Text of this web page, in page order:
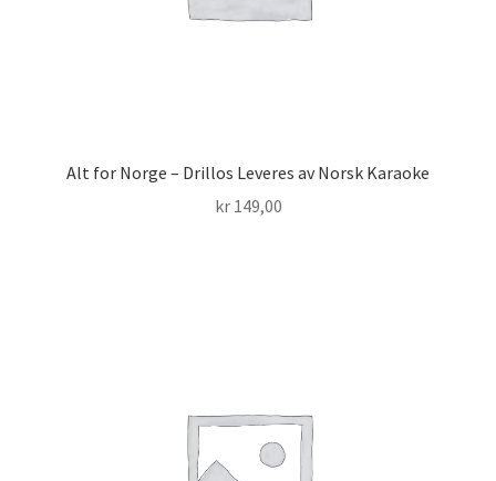
Alt for Norge – Drillos Leveres av Norsk Karaoke
kr149,00